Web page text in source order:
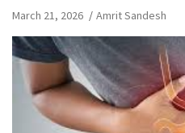
March 21, 2026 Amrit Sandesh